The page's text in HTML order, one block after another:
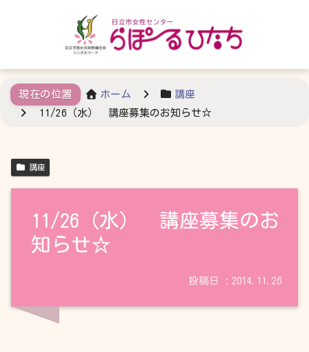
ホーム
講座
11/26（水） 講座募集のお知らせ☆
講座
11/26（水） 講座募集のお
知らせ☆
2014.11.26